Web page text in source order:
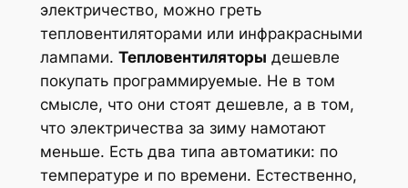
электричество, можно греть
тепловентиляторами или инфракрасными
лампами. Тепловентиляторы дешевле
покупать программируемые. Не в том
смысле, что они стоят дешевле, а в том,
что электричества за зиму намотают
меньше. Есть два типа автоматики: по
температуре и по времени. Естественно,